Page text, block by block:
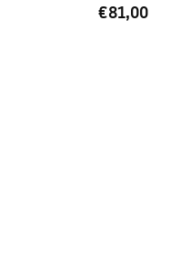
€81,00